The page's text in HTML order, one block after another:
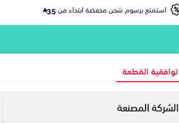
استمتع برسوم شحن مخفضة ابتداء من35
توافقية القطعة
الشركة المصنعة